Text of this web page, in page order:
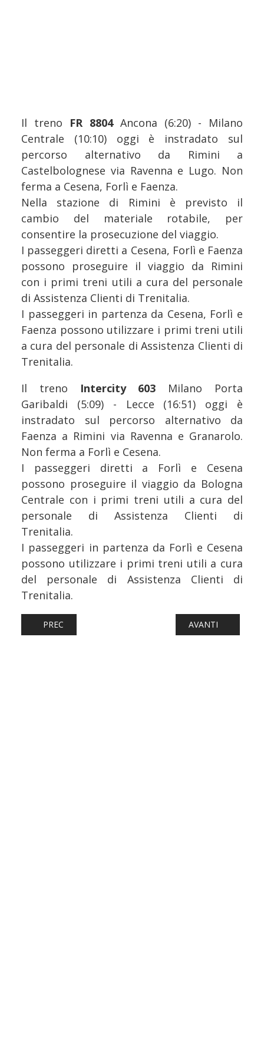
Il treno FR 8804Ancona (6:20) - Milano
Centrale (10:10) oggi è instradato sul
percorso alternativo da Rimini a
Castelbolognese via Ravenna e Lugo. Non
ferma a Cesena, Forlì e Faenza.
Nella stazione di Rimini è previsto il
cambio del materiale rotabile, per
consentire la prosecuzione del viaggio.
I passeggeri diretti a Cesena, Forlì e Faenza
possono proseguire il viaggio da Rimini
con i primi treni utili a cura del personale
di Assistenza Clienti di Trenitalia.
I passeggeri in partenza da Cesena, Forlì e
Faenza possono utilizzare i primi treni utili
a cura del personale di Assistenza Clienti di
Trenitalia.
Il treno Intercity 603 Milano Porta
Garibaldi (5:09) - Lecce (16:51) oggi è
instradato sul percorso alternativo da
Faenza a Rimini via Ravenna e Granarolo.
Non ferma a Forlì e Cesena.
I passeggeri diretti a Forlì e Cesena
possono proseguire il viaggio da Bologna
Centrale con i primi treni utili a cura del
personale di Assistenza Clienti di
Trenitalia.
I passeggeri in partenza da Forlì e Cesena
possono utilizzare i primi treni utili a cura
del personale di Assistenza Clienti di
Trenitalia.
ARTICOLO PRECEDENTE: FERROVIE: RIPRENDONO LE
PREC ARTICOLO
AVANTI